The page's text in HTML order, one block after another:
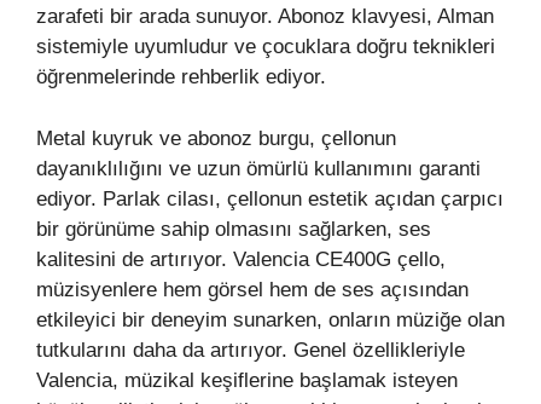
zarafeti bir arada sunuyor. Abonoz klavyesi, Alman
sistemiyle uyumludur ve çocuklara doğru teknikleri
öğrenmelerinde rehberlik ediyor.
Metal kuyruk ve abonoz burgu, çellonun
dayanıklılığını ve uzun ömürlü kullanımını garanti
ediyor. Parlak cilası, çellonun estetik açıdan çarpıcı
bir görünüme sahip olmasını sağlarken, ses
kalitesini de artırıyor. Valencia CE400G çello,
müzisyenlere hem görsel hem de ses açısından
etkileyici bir deneyim sunarken, onların müziğe olan
tutkularını daha da artırıyor. Genel özellikleriyle
Valencia, müzikal keşiflerine başlamak isteyen